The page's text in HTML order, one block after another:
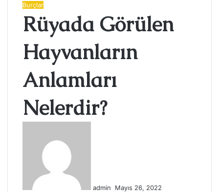
Burçlar
Rüyada Görülen
Hayvanların
Anlamları
Nelerdir?
admin
Mayıs 26, 2022